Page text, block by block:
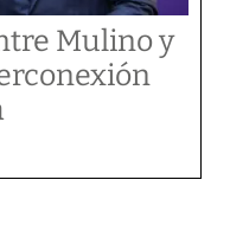
Mulino y